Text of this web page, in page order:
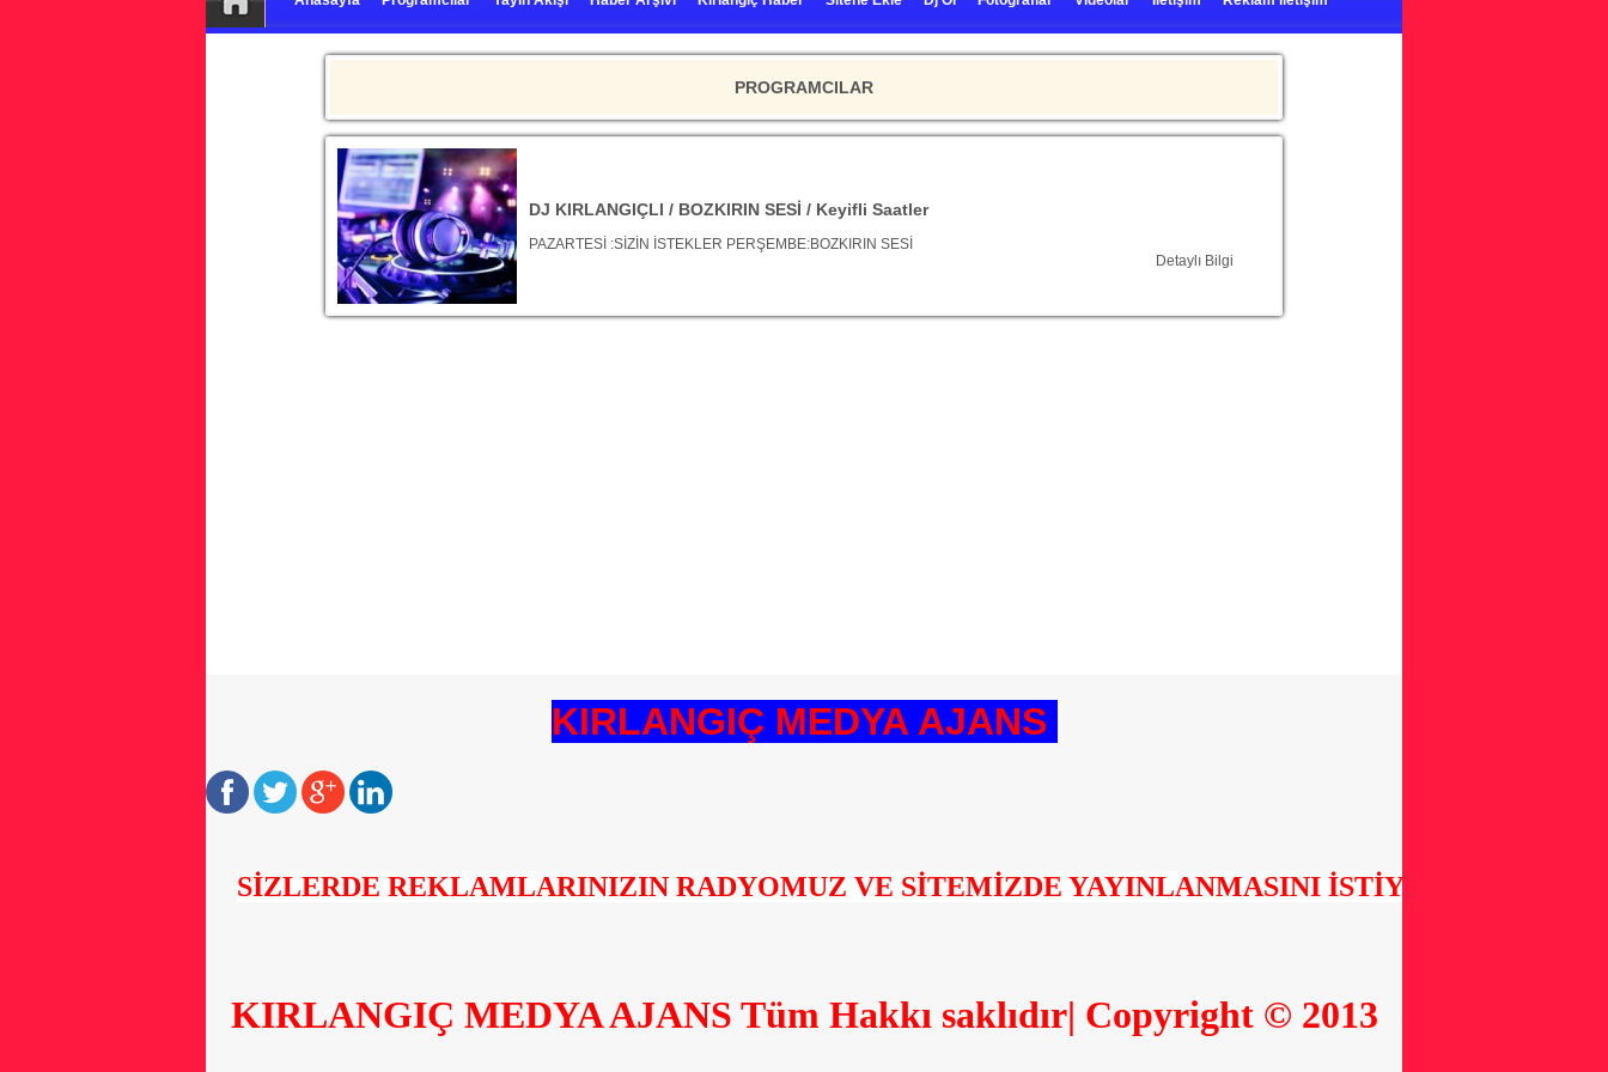
PROGRAMCILAR
DJ KIRLANGIÇLI / BOZKIRIN SESİ / Keyifli Saatler
PAZARTESİ :SİZİN İSTEKLER PERŞEMBE:BOZKIRIN SESİ
Detaylı Bilgi
KIRLANGIÇ MEDYA AJANS
SİZLERDE REKLAMLARINIZIN RADYOMUZ VE SİTEMİZDE YAYINLANMASINI İSTİYORSANIZ
KIRLANGIÇ MEDYA AJANS Tüm Hakkı saklıdır| Copyright © 2013